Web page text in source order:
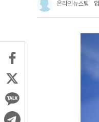
온라인뉴스팀